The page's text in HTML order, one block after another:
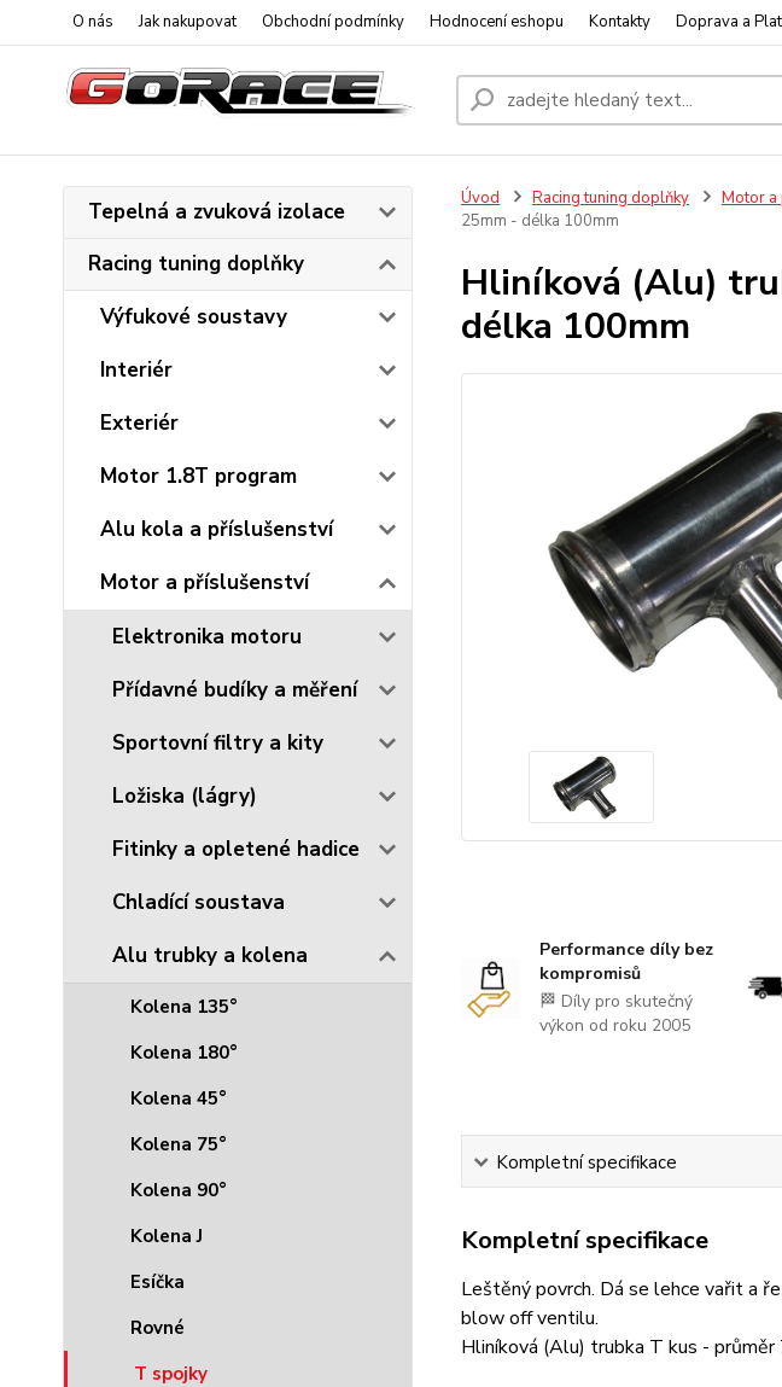
O nás Jak nakupovat Obchodní podmínky Hodnocení eshopu Kontakty Doprava a
Tepelná a zvuková izolace
Racing tuning doplňky
Výfukové soustavy
Interiér
Exteriér
Motor 1.8T program
Alu kola a příslušenství
Motor a příslušenství
Elektronika motoru
Přídavné budíky a měření
Sportovní filtry a kity
Ložiska (lágry)
Fitinky a opletené hadice
Chladící soustava
Alu trubky a kolena
Kolena 135°
Kolena 180°
Kolena 45°
Kolena 75°
Kolena 90°
Kolena J
Esíčka
Rovné
T spojky
Úvod Racing tuning doplňky Motor a
25mm - délka 100mm
Hliníková (Alu)
délka 100mm
Performance díly bez
kompromisů
🏁 Díly pro skutečný
výkon od roku 2005
Kompletní specifikace
Kompletní specifikace
Leštěný povrch. Dá se lehce vařit a
blow off ventilu.
Hliníková (Alu) trubka T kus -